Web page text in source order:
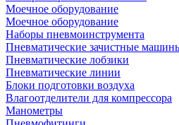
Моечное оборудование
Моечное оборудование
Наборы пневмоинструмента
Пневматические зачистные
Пневматические лобзики
Пневматические линии
Блоки подготовки воздуха
Влагоотделители для компрессора
Манометры